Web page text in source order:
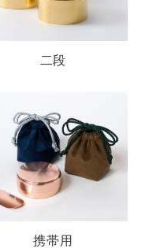
二段
携帯用